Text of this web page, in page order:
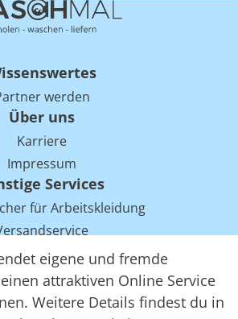
eigene und fremde
attraktiven Online Service
Weitere Details findest du in
werden
Über uns
Karriere
Impressum
Services
für Arbeitskleidung
Mietwäsche bei Arbeitskleidung
Tracking mit RFID